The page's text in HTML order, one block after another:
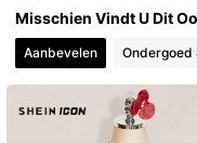
Misschien Vindt U Dit
Aanbevelen Ondergoed